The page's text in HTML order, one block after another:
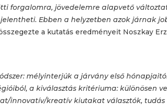
forgalomra, jövedelemre alapvető
Ebben a helyzetben azok járnak
a kutatás eredményeit Noszkay
mélyinterjúk a járvány első
a kiválasztás kritériuma: különösen
innovatív/kreatív kiutakat választók,